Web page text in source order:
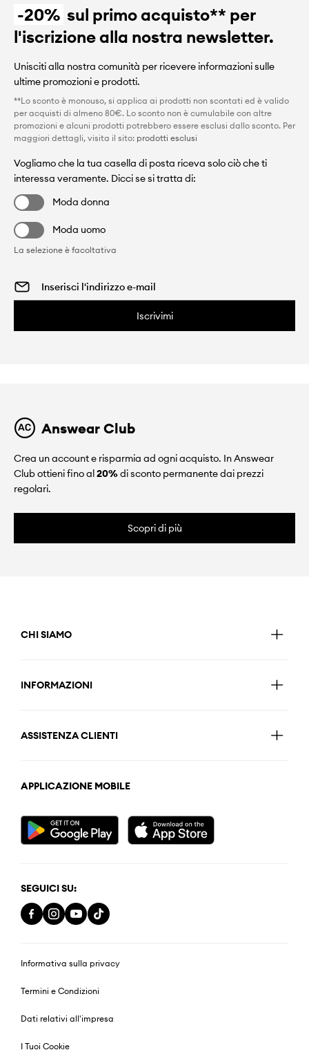
-20% sul primo acquisto** per
l'iscrizione alla nostra newsletter.
Unisciti alla nostra comunità per ricevere informazioni sulle
ultime promozioni e prodotti.
**Lo sconto è monouso, si applica ai prodotti non scontati ed è valido
per acquisti di almeno 80€. Lo sconto non è cumulabile con altre
promozioni e alcuni prodotti potrebbero essere esclusi dallo sconto. Per
maggiori dettagli, visita il sito: prodotti esclusi
Vogliamo che la tua casella di posta riceva solo ciò che ti
interessa veramente. Dicci se si tratta di:
Moda donna
Moda uomo
La selezione è facoltativa
Iscrivimi
Answear Club
Crea un account e risparmia ad ogni acquisto. In Answear
Club ottieni fino al20%di sconto permanente dai prezzi
regolari.
Scopri di più
CHI SIAMO
INFORMAZIONI
ASSISTENZA CLIENTI
APPLICAZIONE MOBILE
SEGUICI SU:
Informativa sulla privacy
Termini e Condizioni
Dati relativi all'impresa
I Tuoi Cookie